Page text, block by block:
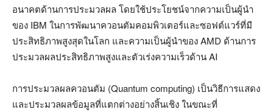
อนาคตด้านการประมวลผล โดยใช้ประโยชน์จากความเป็นผู้นำ
ของ IBM ในการพัฒนาควอนตัมคอมพิวเตอร์และซอฟต์แวร์ที่มี
ประสิทธิภาพสูงสุดในโลก และความเป็นผู้นำของ AMD ด้านการ
ประมวลผลประสิทธิภาพสูงและตัวเร่งความเร็วด้าน AI
การประมวลผลควอนตัม (Quantum computing) เป็นวิธีการแสดง
และประมวลผลข้อมูลที่แตกต่างอย่างสิ้นเชิง ในขณะที่